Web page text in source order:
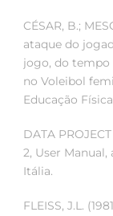
CÉSAR, B.;
ataque do
jogo, do tempo
no Voleibol
Educação
DATA
2, User Manual,
Itália.
FLEISS, J.L.